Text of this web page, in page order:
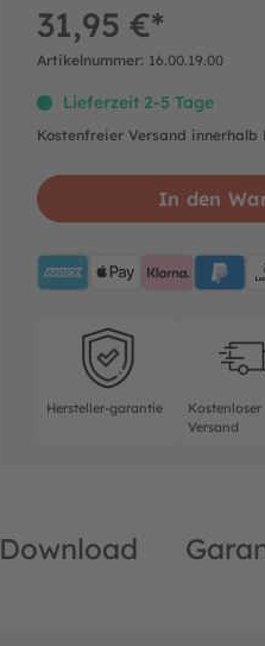
31,95 €*
Artikelnummer: 16.00.19.00
Lieferzeit 2-5 Tage
Kostenfreier Versand innerhalb
In den
ApplePayKlarna
Hersteller-garantie
Hersteller-garantie
Kostenloser
Versand
Download